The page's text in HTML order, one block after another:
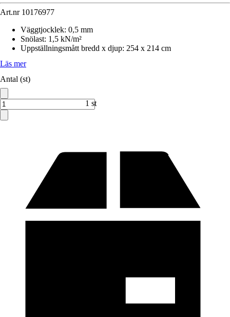
Art.nr 10176977
Väggtjocklek: 0,5 mm
Snölast: 1,5 kN/m²
Uppställningsmått bredd x djup: 254 x 214 cm
Läs mer
Antal (st)
1 st